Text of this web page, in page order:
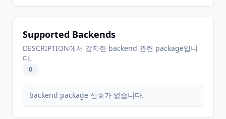
Supported Backends
DESCRIPTION에서 감지한 backend 관련 package입니
다.
0
backend package 신호가 없습니다.